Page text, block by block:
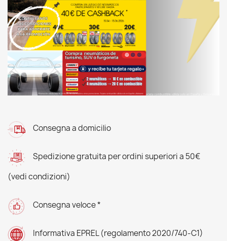
Consegna a domicilio
Spedizione gratuita per ordini superiori a 50€
(vedi condizioni)
Consegna veloce *
Informativa EPREL (regolamento 2020/740-C1)